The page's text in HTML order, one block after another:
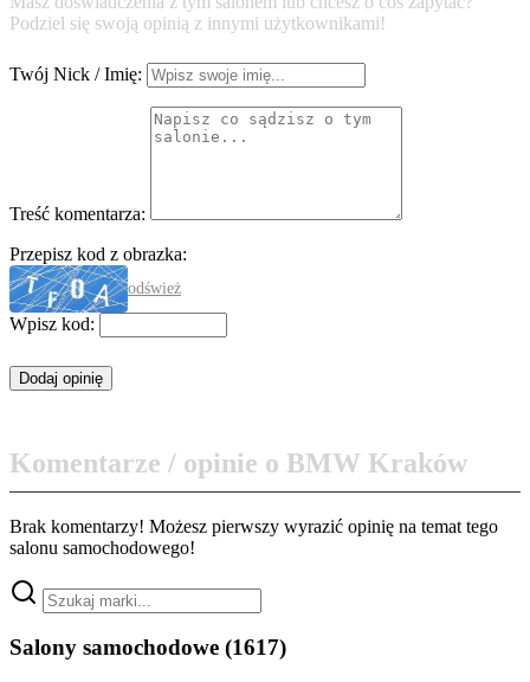
Podziel się swoją opinią z innymi użytkownikami!
Twój Nick / Imię:
Treść komentarza:
Przepisz kod z obrazka:
odśwież
Wpisz kod:
Komentarze / opinie o BMW Kraków
Brak komentarzy! Możesz pierwszy wyrazić opinię na temat tego
salonu samochodowego!
Salony samochodowe (1617)